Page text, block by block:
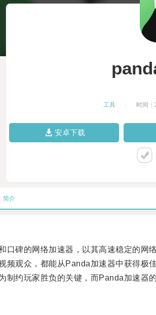
工具 时间
安卓下载
简介
碑的网络加速器，以其高速稳定的网络
观众，都能从Panda加速器中获得极佳
约玩家胜负的关键，而Panda加速器的